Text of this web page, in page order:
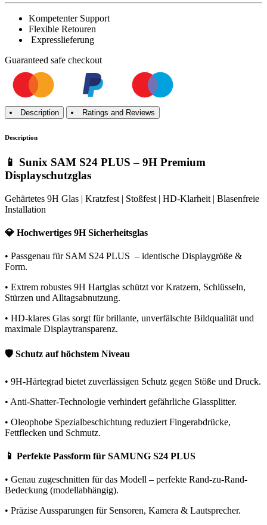
Kompetenter Support
Flexible Retouren
Expresslieferung
Guaranteed safe checkout
Description Ratings and Reviews
Description
📱 Sunix SAM S24 PLUS – 9H Premium
Displayschutzglas
Gehärtetes 9H Glas | Kratzfest | Stoßfest | HD-Klarheit | Blasenfreie
Installation
💎 Hochwertiges 9H Sicherheitsglas
• Passgenau für SAM S24 PLUS – identische Displaygröße &
Form.
• Extrem robustes 9H Hartglas schützt vor Kratzern, Schlüsseln,
Stürzen und Alltagsabnutzung.
• HD-klares Glas sorgt für brillante, unverfälschte Bildqualität und
maximale Displaytransparenz.
🛡️ Schutz auf höchstem Niveau
• 9H-Härtegrad bietet zuverlässigen Schutz gegen Stöße und Druck.
• Anti-Shatter-Technologie verhindert gefährliche Glassplitter.
• Oleophobe Spezialbeschichtung reduziert Fingerabdrücke,
Fettflecken und Schmutz.
📱 Perfekte Passform für SAMUNG S24 PLUS
• Genau zugeschnitten für das Modell – perfekte Rand-zu-Rand-
Bedeckung (modellabhängig).
• Präzise Aussparungen für Sensoren, Kamera & Lautsprecher.